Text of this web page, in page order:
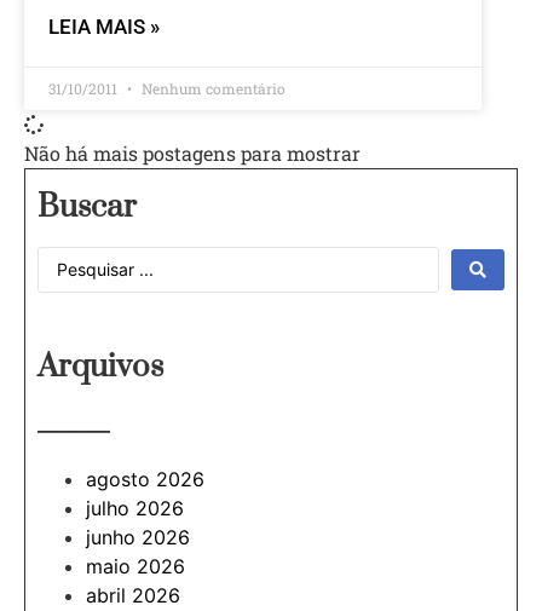
LEIA MAIS »
31/10/2011 Nenhum comentário
Não há mais postagens para mostrar
Buscar
Arquivos
———
agosto 2026
julho 2026
junho 2026
maio 2026
abril 2026